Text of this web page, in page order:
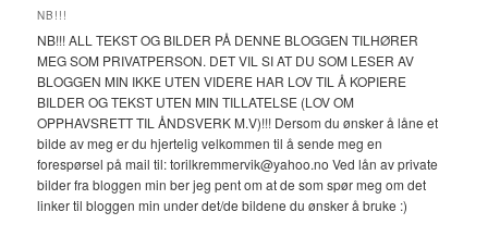
NB!!!
NB!!! ALL TEKST OG BILDER PÅ DENNE BLOGGEN TILHØRER
MEG SOM PRIVATPERSON. DET VIL SI AT DU SOM LESER AV
BLOGGEN MIN IKKE UTEN VIDERE HAR LOV TIL Å KOPIERE
BILDER OG TEKST UTEN MIN TILLATELSE (LOV OM
OPPHAVSRETT TIL ÅNDSVERK M.V)!!! Dersom du ønsker å låne et
bilde av meg er du hjertelig velkommen til å sende meg en
forespørsel på mail til: torilkremmervik@yahoo.no Ved lån av private
bilder fra bloggen min ber jeg pent om at de som spør meg om det
linker til bloggen min under det/de bildene du ønsker å bruke :)